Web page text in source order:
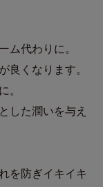
ム代わりに。
良くなります。
。
した潤いを与え
を防ぎイキイキ